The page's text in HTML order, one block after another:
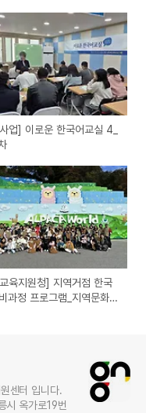
업] 이로운 한국어교실 4_
육지원청] 지역거점 한국
과정 프로그램_지역문화탐
센터 입니다.
시 옥가로19번